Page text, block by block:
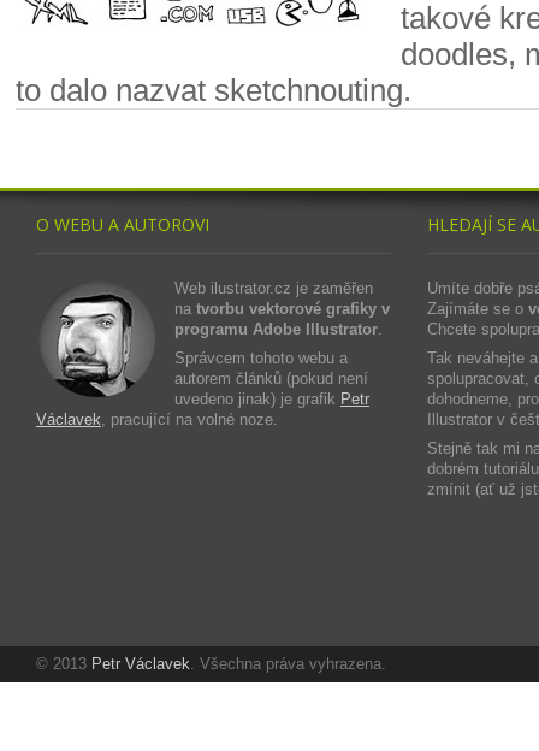
takové
doodles,
to dalo nazvat sketchnouting.
O WEBU A AUTOROVI
Web ilustrator.cz je zaměřen
na tvorbu vektorové grafiky v
programu Adobe Illustrator.
Správcem tohoto webu a
autorem článků (pokud není
uvedeno jinak) je grafik Petr
Václavek, pracující na volné noze.
HLEDAJÍ SE
Umíte dobře
Zajímáte se o
Chcete
Tak neváhejte
spolupracovat,
dohodneme,
Illustrator v
Stejně tak mi
dobrém
zmínit (ať už
© 2013 Petr Václavek. Všechna práva vyhrazena.